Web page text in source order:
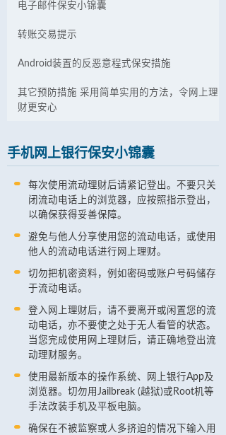
电子邮件保安小锦囊
转账交易提示
Android装置的反恶意程式保安措施
其它预防措施 采用简单实用的方法，令网上理
财更安心
手机网上银行保安小锦囊
每次使用流动理财后请紧记登出。不要只关
闭流动电话上的浏览器，应按照指示登出，
以确保获得妥善保障。
避免与他人分享使用您的流动电话，或使用
他人的流动电话进行网上理财。
切勿把机密资料，例如密码或账户号码储存
于流动电话。
登入网上理财后，请不要离开或闲置您的流
动电话，亦不要使之处于无人看管的状态。
当您完成使用网上理财后，请正确地登出流
动理财服务。
使用最新版本的操作系统、网上银行App及
浏览器。切勿用Jailbreak (越狱)或Root机等
手法改装手机及平板电脑。
确保在不被监察或人多挤迫的情况下输入用